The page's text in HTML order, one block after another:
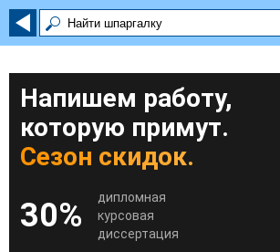
Напишем работу,
которую примут.
Сезон скидок.
30%
дипломная
курсовая
диссертация